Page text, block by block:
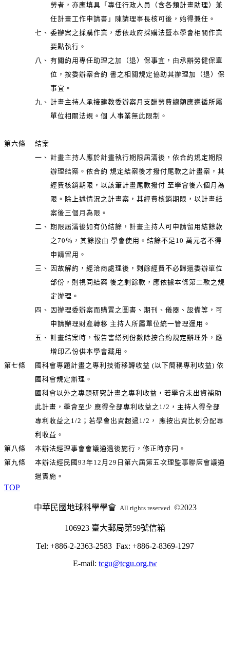
勞者，亦應填具「專任行政人員（含各類計畫助理）兼
任計畫工作申請書」陳請理事長核可後，始得兼任。
七、 委辦案之採購作業，悉依政府採購法暨本學會相關作業
要點執行。
八、 有關約用專任助理之加（退）保事宜，由承辦勞健保單
位，按委辦案合約 書之相關規定協助其辦理加（退）保
事宜。
九、 計畫主持人承接建教委辦案月支酬勞費總額應遵循所屬
單位相關法規。個 人事業無此限制。
第六條
結案
一、 計畫主持人應於計畫執行期限屆滿後，依合約規定期限
辦理結案。依合約 規定結案後才撥付尾款之計畫案，其
經費核銷期限，以該筆計畫尾款撥付 至學會後六個月為
限。除上述情況之計畫案，其經費核銷期限，以計畫結
案後三個月為限。
二、 期限屆滿後如有仍結餘，計畫主持人可申請留用結餘款
之70％，其餘撥由 學會使用。結餘不足10 萬元者不得
申請留用。
三、 因故解約，經洽商處理後，剩餘經費不必歸還委辦單位
部份，則視同結案 後之剩餘款，應依據本條第二款之規
定辦理。
四、 因辦理委辦案而購置之圖書、期刊、儀器、設備等，可
申請辦理財產轉移 主持人所屬單位統一管理運用。
五、 計畫結案時，報告書繕列份數除按合約規定辦理外，應
增印乙份供本學會藏用。
第七條
國科會專題計畫之專利技術移轉收益 (以下簡稱專利收益) 依
國科會規定辦理。
國科會以外之專題研究計畫之專利收益，若學會未出資補助
此計畫，學會至少 應得全部專利收益之1/2，主持人得全部
專利收益之1/2；若學會出資超過1/2， 應按出資比例分配專
利收益。
第八條
本辦法經理事會會議通過後施行，修正時亦同。
第九條
本辦法經民國93年12月29日第六屆第五次理監事聯席會議通
過實施。
TOP
中華民國地球科學學會 All rights reserved. ©2023
106923 臺大郵局第59號信箱
Tel: +886-2-2363-2583 Fax: +886-2-8369-1297
E-mail: tcgu@tcgu.org.tw